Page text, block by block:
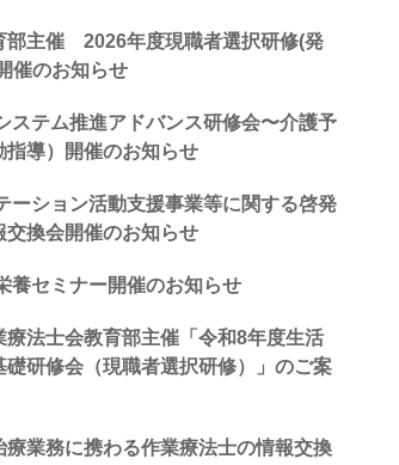
部主催 2026年度現職者選択研修(発
催のお知らせ
ステム推進アドバンス研修会〜介護予
指導）開催のお知らせ
ーション活動支援事業等に関する啓発
換会開催のお知らせ
養セミナー開催のお知らせ
法士会教育部主催「令和8年度生活
研修会（現職者選択研修）」のご案
療業務に携わる作業療法士の情報交換